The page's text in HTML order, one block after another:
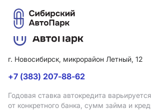
г. Новосибирск, микрорайон Летный, 12
+7 (383) 207-88-62
Годовая ставка автокредита
от конкретного банка, сумм займа и